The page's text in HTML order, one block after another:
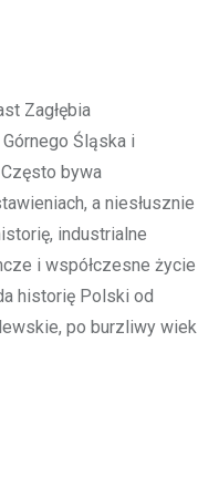
Zagłębia
Śląska i
bywa
a niesłusznie
industrialne
i współczesne życie
historię Polski od
po burzliwy wiek